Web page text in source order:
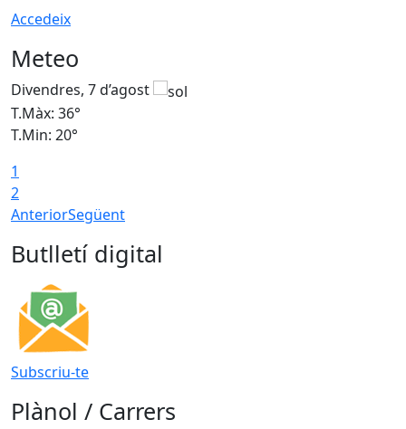
Accedeix
Meteo
Divendres, 7 d’agost
T.Màx: 36°
T.Min: 20°
1
2
AnteriorSegüent
Butlletí digital
Subscriu-te
Plànol / Carrers